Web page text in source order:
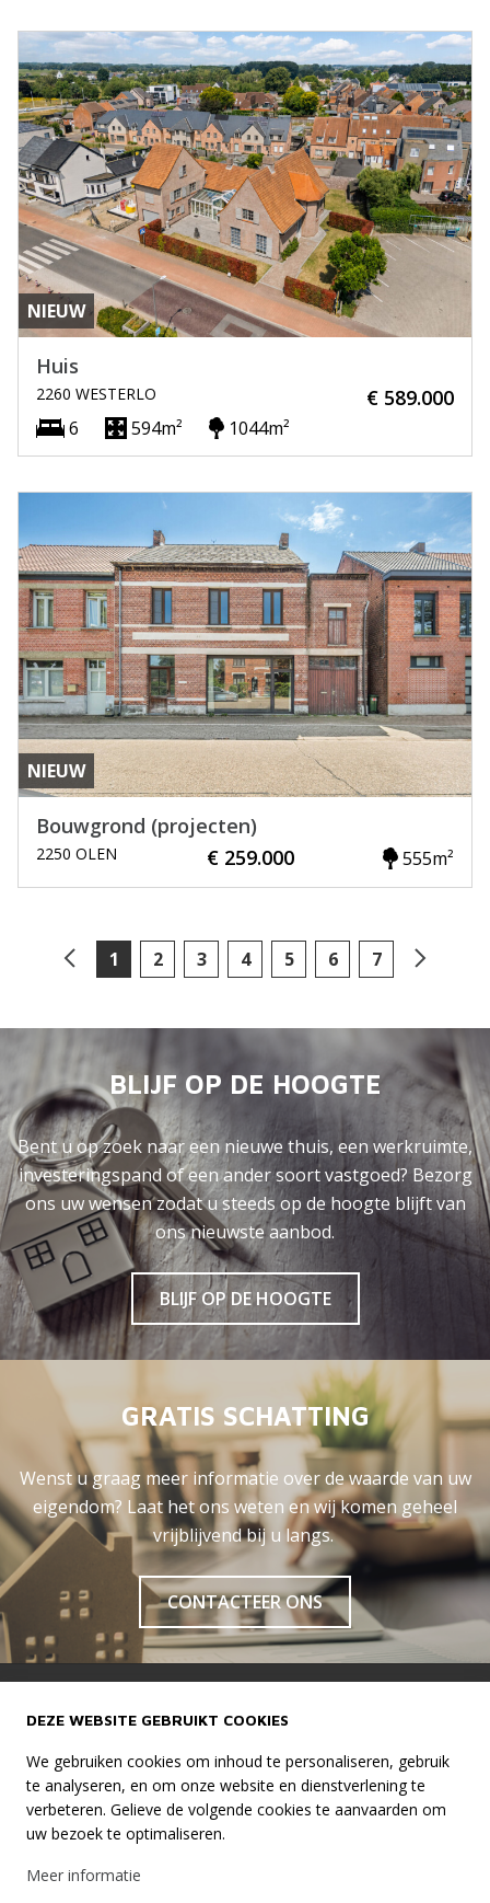
NIEUW
Huis
2260 WESTERLO € 589.000
6 594m² 1044m²
NIEUW
Bouwgrond (projecten)
2250 OLEN € 259.000 555m²
1 2 3 4 5 6 7
BLIJF OP DE HOOGTE
Bent u op zoek naar een nieuwe thuis, een werkruimte,
investeringspand of een ander soort vastgoed? Bezorg
ons uw wensen zodat u steeds op de hoogte blijft van
ons nieuwste aanbod.
BLIJF OP DE HOOGTE
GRATIS SCHATTING
Wenst u graag meer informatie over de waarde van uw
eigendom? Laat het ons weten en wij komen geheel
vrijblijvend bij u langs.
CONTACTEER ONS
LIVA VASTGOED TESSENDERLO
Schoorstraat 64,
3980 Tessenderlo
0456 40 34 10(Gianni Lissens)
Info@livavastgoed.be
LIVA VASTGOED
DEZE WEBSITE GEBRUIKT COOKIES
We gebruiken cookies om inhoud te personaliseren, gebruik
te analyseren, en om onze website en dienstverlening te
verbeteren. Gelieve de volgende cookies te aanvaarden om
uw bezoek te optimaliseren.
Meer informatie